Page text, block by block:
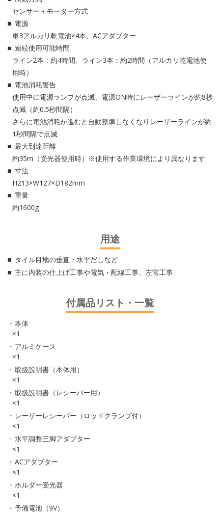
センサー＋モーター方式
電源
単3アルカリ乾電池×4本、ACアダプター
連続使用可能時間
ライン2本：約4時間、ライン3本：約2時間（アルカリ乾電池使
用時）
電池消耗警告
使用中に電源ランプが点滅、電源ON時にレーザーラインが約8秒
点滅（約0.5秒間隔）
さらに電池消耗が進むと自動整準しなくなりレーザーラインが約
1秒間隔で点滅
最大到達距離
約35m（受光器使用時）※使用する作業環境により異なります
寸法
H213×W127×D182mm
重量
約1600g
用途
タイル目地の垂直・水平だしなど
主に内装の仕上げ工事や電気・配線工事、左官工事
付属品リスト・一覧
本体
×1
アルミケース
×1
取扱説明書（本体用）
×1
取扱説明書（レシーバー用）
×1
レーザーレシーバー（ロッドクランプ付）
×1
水平調整三脚アダプター
×1
ACアダプター
×1
ホルダー受光器
×1
予備電池（9V）